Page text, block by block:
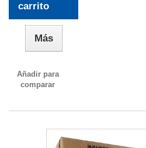
carrito
Más
Añadir para
comparar